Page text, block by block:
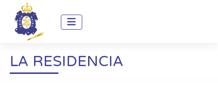
LA RESIDENCIA